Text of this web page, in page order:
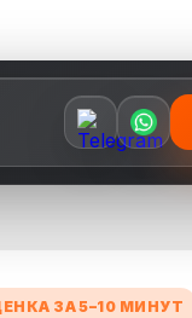
ЗА 5–10 МИНУТ